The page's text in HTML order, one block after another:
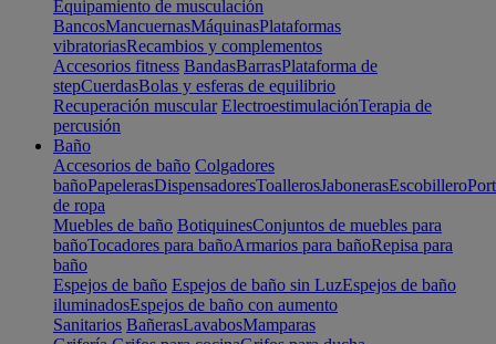
Equipamiento de musculación
BancosMancuernasMáquinasPlataformas
vibratoriasRecambios y complementos
Accesorios fitness BandasBarrasPlataforma de
stepCuerdasBolas y esferas de equilibrio
Recuperación muscular ElectroestimulaciónTerapia de
percusión
Baño
Accesorios de baño Colgadores
bañoPapelerasDispensadoresToallerosJabonerasEscobillero
de ropa
Muebles de baño BotiquinesConjuntos de muebles para
bañoTocadores para bañoArmarios para bañoRepisa para
baño
Espejos de baño Espejos de baño sin LuzEspejos de baño
iluminadosEspejos de baño con aumento
Sanitarios BañerasLavabosMamparas